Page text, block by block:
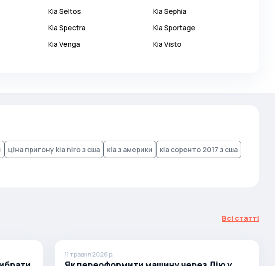
Kia Seltos Kia Sephia
Kia Spectra Kia Sportage
Kia Venga Kia Visto
ціна пригону kia niro з сша кіа з америки
кіа соренто 2017 з сша
Всі статті
11 травня 2026 р.